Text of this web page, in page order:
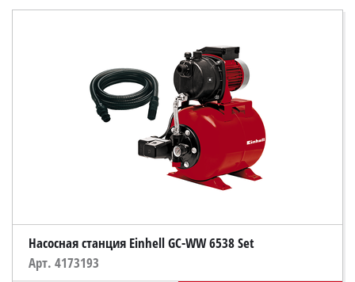
Насосная станция Einhell GC-WW 6538 Set
Арт. 4173193